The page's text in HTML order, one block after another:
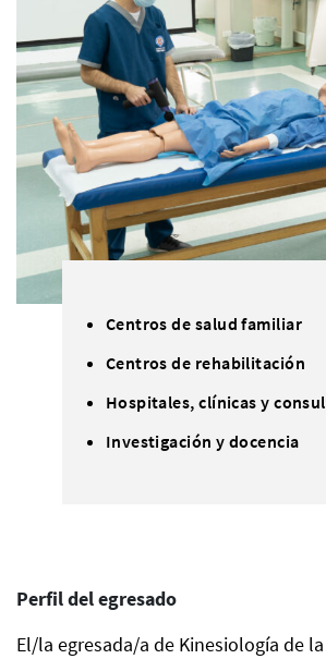
Centros de salud familiar
Centros de rehabilitación
Hospitales, clínicas y
Investigación y docencia
Perfil del egresado
El/la egresada/a de Kinesiología de